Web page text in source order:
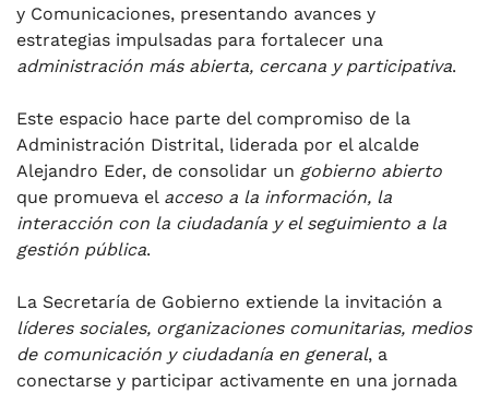
y Comunicaciones, presentando avances y
estrategias impulsadas para fortalecer una
administración más abierta, cercana y participativa.
Este espacio hace parte del compromiso de la
Administración Distrital, liderada por el alcalde
Alejandro Eder, de consolidar un gobierno abierto
que promueva el acceso a la información, la
interacción con la ciudadanía y el seguimiento a la
gestión pública.
La Secretaría de Gobierno extiende la invitación a
líderes sociales, organizaciones comunitarias, medios
de comunicación y ciudadanía en general, a
conectarse y participar activamente en una jornada